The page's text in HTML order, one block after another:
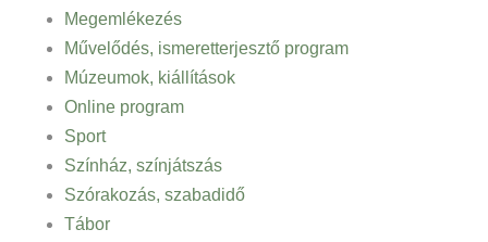
Megemlékezés
Művelődés, ismeretterjesztő program
Múzeumok, kiállítások
Online program
Sport
Színház, színjátszás
Szórakozás, szabadidő
Tábor